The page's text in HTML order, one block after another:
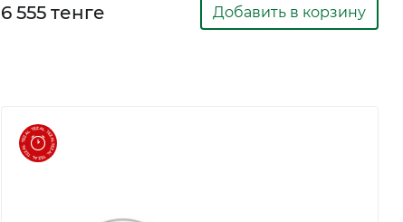
6 555 тенге Добавить в корзину